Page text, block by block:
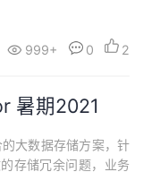
将神经网络等AI方法
999+ 0 2
暑期2021
大数据存储方案，针
存储冗余问题，业务